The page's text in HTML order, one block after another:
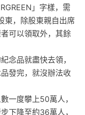
」字樣，需
東，除股東親自出席
可以領取外，其餘
念品就盡快去領，
發完，就沒辦法收
一度攀上50萬人，
下降至約36萬人，